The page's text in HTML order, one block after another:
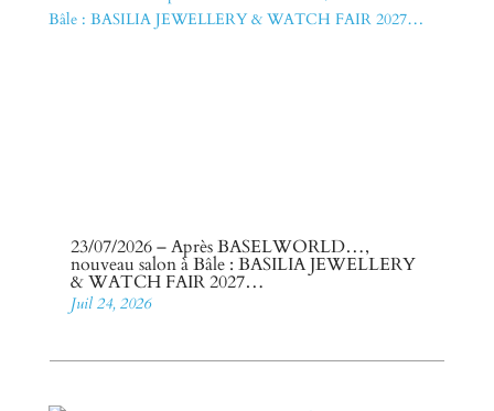
23/07/2026 – Après BASELWORLD…,
nouveau salon à Bâle : BASILIA JEWELLERY
& WATCH FAIR 2027…
Juil 24, 2026